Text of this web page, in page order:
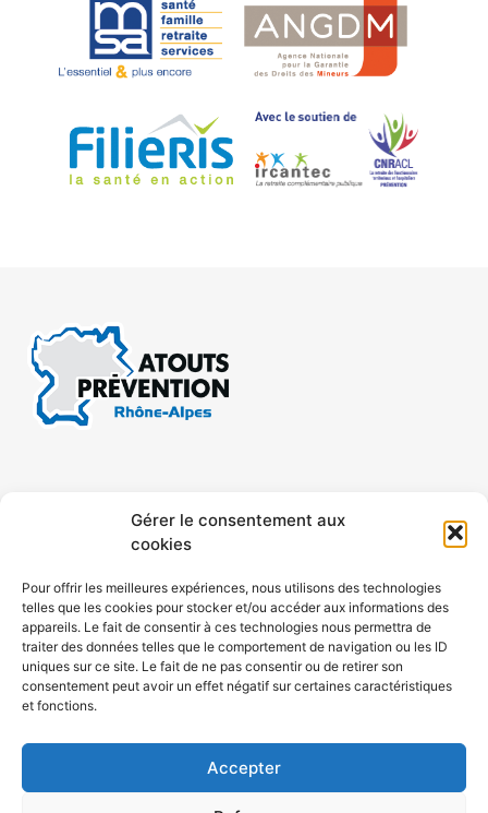
Gérer le consentement aux
cookies
Pour offrir les meilleures expériences, nous utilisons des technologies
telles que les cookies pour stocker et/ou accéder aux informations des
appareils. Le fait de consentir à ces technologies nous permettra de
traiter des données telles que le comportement de navigation ou les ID
uniques sur ce site. Le fait de ne pas consentir ou de retirer son
consentement peut avoir un effet négatif sur certaines caractéristiques
et fonctions.
Accepter
CONTACT MENTIONS LÉGALES
ACCESSIBILITÉ
POLITIQUE DE COOKIES (UE)